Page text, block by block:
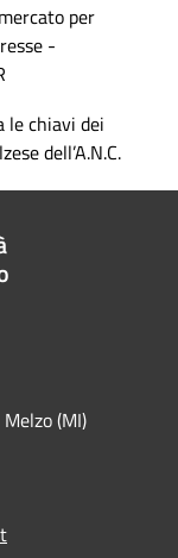
per
-
le chiavi dei
dell’A.N.C.
(MI)